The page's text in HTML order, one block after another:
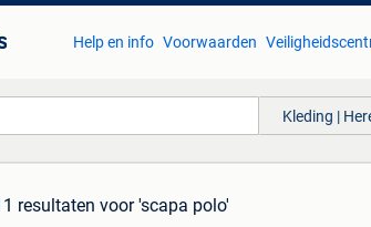
Help en info Voorwaarden
Kleding |
resultaten voor 'scapa polo'